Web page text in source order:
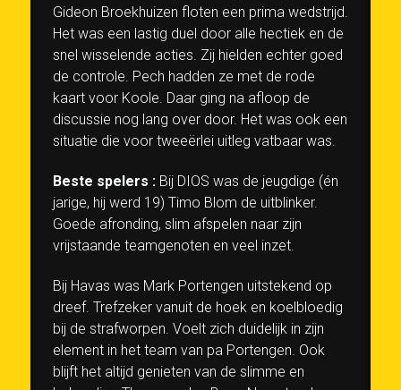
Gideon Broekhuizen floten een prima wedstrijd.
Het was een lastig duel door alle hectiek en de
snel wisselende acties. Zij hielden echter goed
de controle. Pech hadden ze met de rode
kaart voor Koole. Daar ging na afloop de
discussie nog lang over door. Het was ook een
situatie die voor tweeërlei uitleg vatbaar was.
Beste spelers :Bij DIOS was de jeugdige (én
jarige, hij werd 19) Timo Blom de uitblinker.
Goede afronding, slim afspelen naar zijn
vrijstaande teamgenoten en veel inzet.
Bij Havas was Mark Portengen uitstekend op
dreef. Trefzeker vanuit de hoek en koelbloedig
bij de strafworpen. Voelt zich duidelijk in zijn
element in het team van pa Portengen. Ook
blijft het altijd genieten van de slimme en